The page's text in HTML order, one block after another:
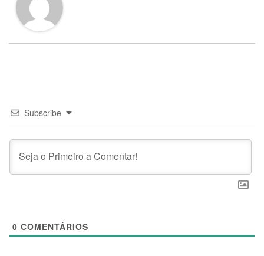
Subscribe
0 COMENTÁRIOS